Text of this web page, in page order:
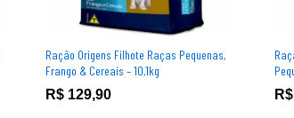
Ração Origens Filhote Raças Pequenas,
Frango & Cereais – 10,1kg
R$ 129,90
R$